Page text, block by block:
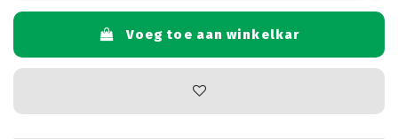
Voeg toe aan winkelkar